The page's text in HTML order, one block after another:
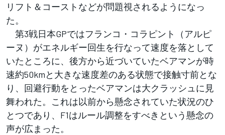
リフト＆コーストなどが問題視されるようになっ
た。
第3戦日本GPではフランコ・コラピント（アルピ
ーヌ）がエネルギー回生を行なって速度を落として
いたところに、後方から近づいていたベアマンが時
速約50kmと大きな速度差のある状態で接触寸前とな
り、回避行動をとったベアマンは大クラッシュに見
舞われた。これは以前から懸念されていた状況のひ
とつであり、F1はルール調整をすべきという懸念の
声が広まった。